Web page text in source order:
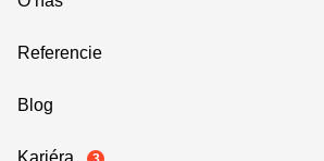
Referencie
Blog
Kariéra